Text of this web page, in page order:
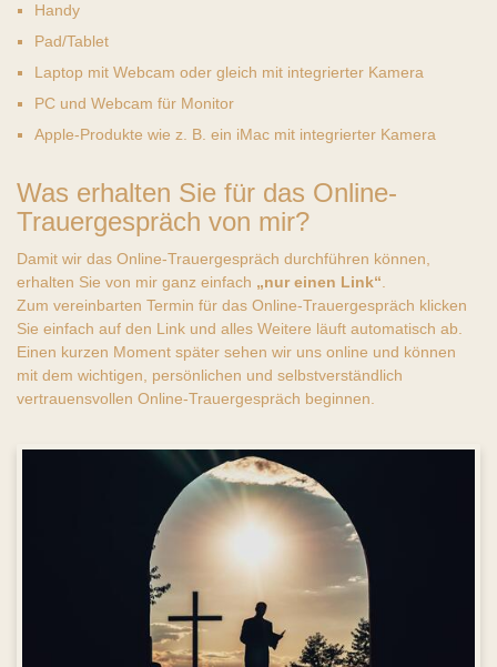
Handy
Pad/Tablet
Laptop mit Webcam oder gleich mit integrierter Kamera
PC und Webcam für Monitor
Apple-Produkte wie z. B. ein iMac mit integrierter Kamera
Was erhalten Sie für das Online-
Trauergespräch von mir?
Damit wir das Online-Trauergespräch durchführen können,
erhalten Sie von mir ganz einfach „nur einen Link“
Zum vereinbarten Termin für das Online-Trauergespräch klicken
Sie einfach auf den Link und alles Weitere läuft automatisch ab.
Einen kurzen Moment später sehen wir uns online und können
mit dem wichtigen, persönlichen und selbstverständlich
vertrauensvollen Online-Trauergespräch beginnen.